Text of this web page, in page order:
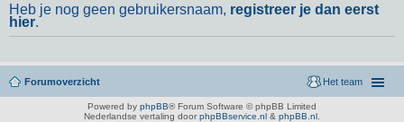
Heb je nog geen gebruikersnaam, registreer je dan eerst
hier.
Forumoverzicht Het team
Powered by phpBB® Forum Software © phpBB Limited
Nederlandse vertaling door phpBBservice.nl & phpBB.nl